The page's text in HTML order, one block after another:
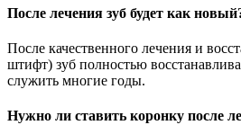
После лечения зуб будет как
После качественного лечения и
штифт) зуб полностью
служить многие годы.
Нужно ли ставить коронку после